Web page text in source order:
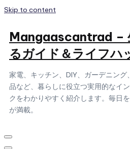
Skip to content
Mangaascantrad –
るガイド＆ライフハ
家電、キッチン、DIY、ガーデニン
品など、暮らしに役立つ実用的なイ
クをわかりやすく紹介します。毎日
が満載。